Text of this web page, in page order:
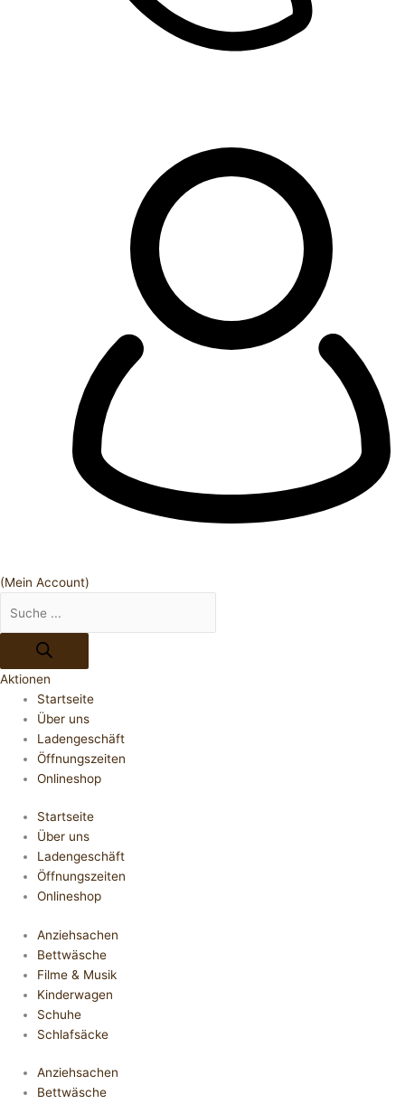
(Mein Account)
Aktionen
Startseite
Über uns
Ladengeschäft
Öffnungszeiten
Onlineshop
Startseite
Über uns
Ladengeschäft
Öffnungszeiten
Onlineshop
Anziehsachen
Bettwäsche
Filme & Musik
Kinderwagen
Schuhe
Schlafsäcke
Anziehsachen
Bettwäsche